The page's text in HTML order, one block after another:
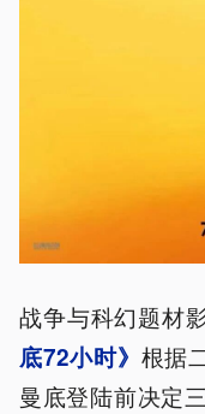
战争与科幻题材
底72小时》 根据
曼底登陆前决定